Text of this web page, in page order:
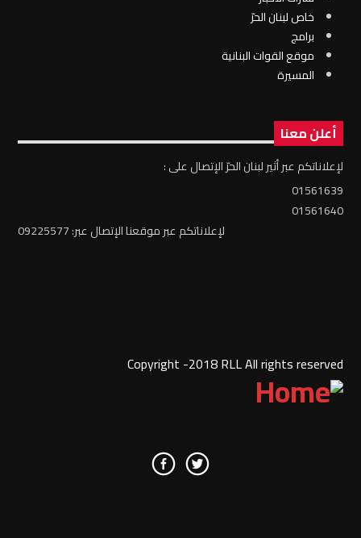
خاص لبنان الحرّ
برامج
موقع القوات البنانية
المسيرة
أعلن معنا
لإعلاناتكم عبر أثير لبنان الحرّ الإتصال على :
01561639
01561640
لإعلاناتكم عبر موقعنا الإتصال عبر: 09225577
Copyright -2018 RLL All rights reserved